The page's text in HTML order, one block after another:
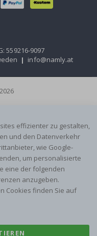
559216-9097
| info@namly.at
effizienter zu gestalten,
und den Datenverkehr
wie Google-
um personalisierte
eine der folgenden
anzugeben.
Cookies finden Sie auf